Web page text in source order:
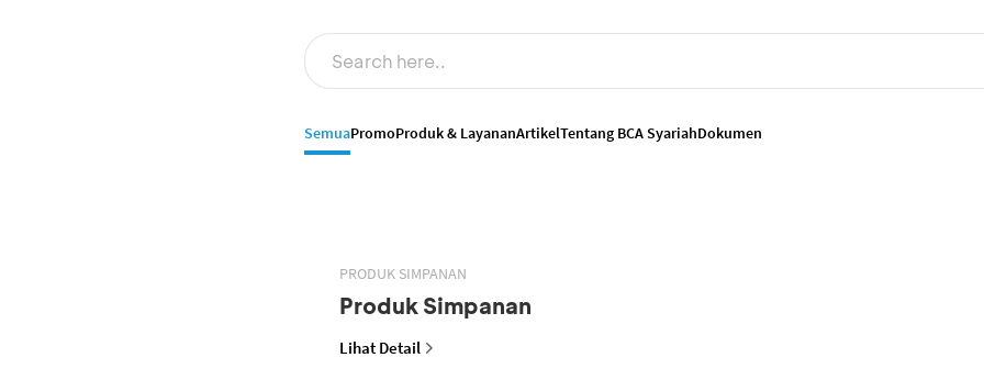
SemuaPromoProduk & LayananArtikelTentang BCA SyariahDokumen
PRODUK SIMPANAN
Produk Simpanan
Lihat Detail